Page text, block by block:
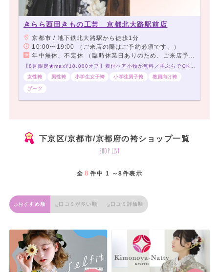
きらら西田きもの工芸 京都北大路駅前店
京都市 / 地下鉄北大路駅から徒歩1分
10:00〜19:00 （ご来店の際はご予約必須です。）
年中無休、不定休 （臨時休業日ありのため、ご来店予約をお願いいたします）
【8月限定★max¥10,000オフ】着付ヘア小物が無料／手ぶらでOK／5,000点の品揃え／当日アクセス◎大学すぐの着付会場
女性袴
男性袴 小学生女子袴 小学生男子袴 教員向け袴
ブーツ
下京区/京都市/京都府の袴ショップ一覧
shop list
全 8 件中 1 ～8件表示
おすすめ順 口コミが多い順 口コミ評価順